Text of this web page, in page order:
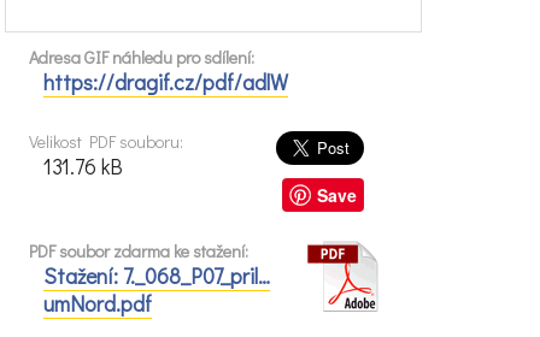
Adresa GIF náhledu pro sdílení:
https://dragif.cz/pdf/adlW
Save
Velikost PDF souboru:
131.76 kB
PDF soubor zdarma ke stažení:
Stažení: 7._068_P07_pril…
umNord.pdf